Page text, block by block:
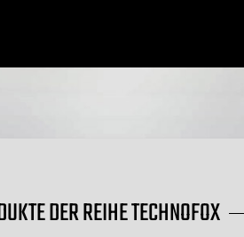
DER REIHE TECHNOFOX